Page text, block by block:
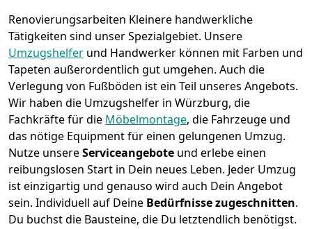
Renovierungsarbeiten Kleinere handwerkliche
Tätigkeiten sind unser Spezialgebiet. Unsere
Umzugshelfer und Handwerker können mit Farben und
Tapeten außerordentlich gut umgehen. Auch die
Verlegung von Fußböden ist ein Teil unseres Angebots.
Wir haben die Umzugshelfer in Würzburg, die
Fachkräfte für die Möbelmontage, die Fahrzeuge und
das nötige Equipment für einen gelungenen Umzug.
Nutze unsereServiceangebote und erlebe einen
reibungslosen Start in Dein neues Leben. Jeder Umzug
ist einzigartig und genauso wird auch Dein Angebot
sein. Individuell auf Deine Bedürfnisse zugeschnitten.
Du buchst die Bausteine, die Du letztendlich benötigst.